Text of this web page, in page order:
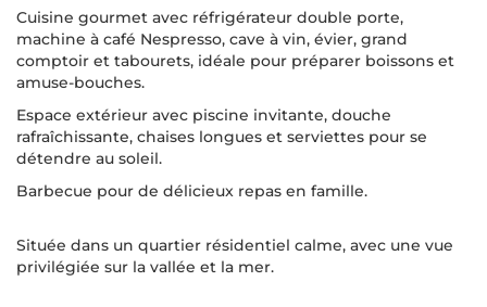
Cuisine gourmet avec réfrigérateur double porte,
machine à café Nespresso, cave à vin, évier, grand
comptoir et tabourets, idéale pour préparer boissons et
amuse-bouches.
Espace extérieur avec piscine invitante, douche
rafraîchissante, chaises longues et serviettes pour se
détendre au soleil.
Barbecue pour de délicieux repas en famille.
Située dans un quartier résidentiel calme, avec une vue
privilégiée sur la vallée et la mer.